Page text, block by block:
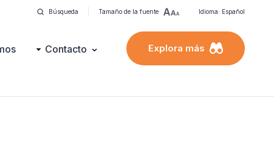
Búsqueda Tamaño de la fuente Idioma: Español
Contacto Explora más